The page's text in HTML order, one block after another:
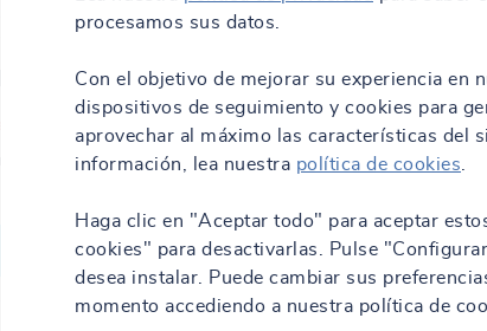
Carlet
Abre mañana a las 08:00
78, 46240 Carlet
Itinerario
procesamos sus datos.
Con el objetivo de mejorar su experiencia en
dispositivos de seguimiento y cookies para
aprovechar al máximo las características del
información, lea nuestra política de cookies
Haga clic en "Aceptar todo" para aceptar
cookies" para desactivarlas. Pulse
desea instalar. Puede cambiar sus
momento accediendo a nuestra política de